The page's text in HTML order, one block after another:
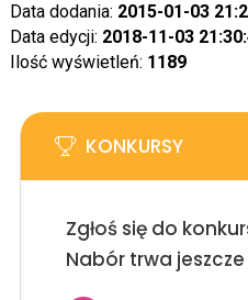
Data dodania: 2015-01-03
Data edycji: 2018-11-03
Ilość wyświetleń: 1189
KONKURSY
Zgłoś się do
Nabór trwa